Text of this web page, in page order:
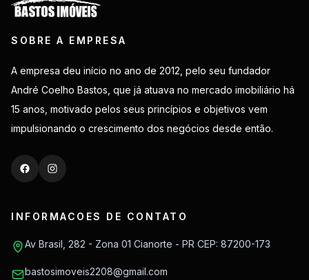
SOBRE A EMPRESA
A empresa deu início no ano de 2012, pelo seu fundador
André Coelho Bastos, que já atuava no mercado imobiliário há
15 anos, motivado pelos seus princípios e objetivos vem
impulsionando o crescimento dos negócios desde então.
INFORMACOES DE CONTATO
Av Brasil, 282 - Zona 01 Cianorte - PR CEP: 87200-173
bastosimoveis2208@gmail.com